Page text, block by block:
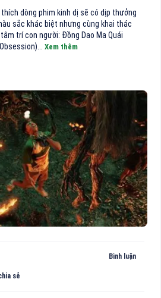
thích dòng phim kinh dị sẽ có dịp thưởng
sắc khác biệt nhưng cùng khai thác
trí con người: Đồng Dao Ma Quái
Xem thêm
Bình luận
sẻ